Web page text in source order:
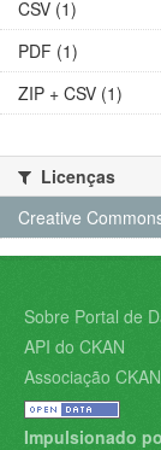
CSV (1)
PDF (1)
ZIP + CSV (1)
Licenças
Creative
Sobre Portal de
API do CKAN
Associação CKAN
Impulsionado